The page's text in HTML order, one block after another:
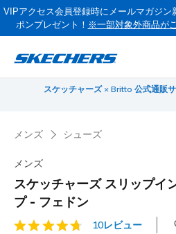
VIPアクセス会員登録時にメールマガジン
ポンプレゼント！ ※一部対象外商品が
サマーセール第2弾！クリアランスでサン
メンズ シューズ
メンズ
スケッチャーズ スリップイ
プ - フェドン
顧客評価5/5件 10レビュー